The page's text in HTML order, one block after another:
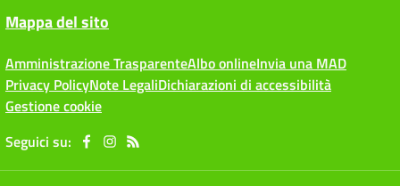
Mappa del sito
Amministrazione TrasparenteAlbo onlineInvia una MAD
Privacy PolicyNote LegaliDichiarazioni di accessibilità
Gestione cookie
Seguici su: